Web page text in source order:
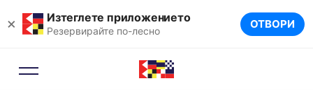
× Изтеглете приложението
Резервирайте по-лесно ОТВОРИ